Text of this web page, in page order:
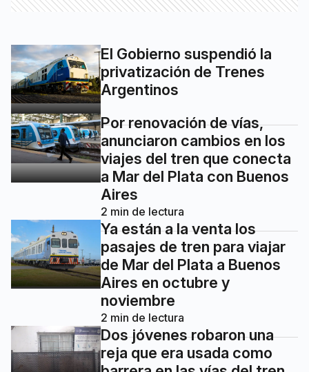
El Gobierno suspendió la
privatización de Trenes
Argentinos
Por renovación de vías,
anunciaron cambios en los
viajes del tren que conecta
a Mar del Plata con Buenos
Aires
2 min de lectura
Ya están a la venta los
pasajes de tren para viajar
de Mar del Plata a Buenos
Aires en octubre y
noviembre
2 min de lectura
Dos jóvenes robaron una
reja que era usada como